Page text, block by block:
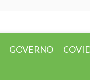
GOVERNO